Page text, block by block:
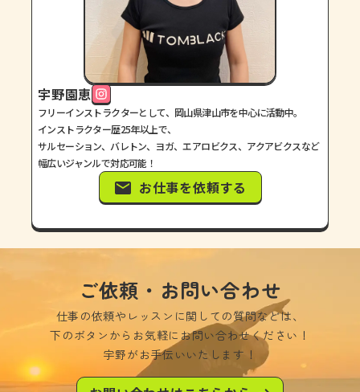
宇野園恵
フリーインストラクターとして、岡山県津山市を中心に活動中。
インストラクター歴25年以上で、
サルセーション、バレトン、ヨガ、エアロビクス、アクアビクスなど
幅広いジャンルで対応可能！
お仕事を依頼する
ご依頼・お問い合わせ
仕事の依頼やレッスンに関しての質問などは、
下のボタンからお気軽にお問い合わせください！
宇野がお手伝いいたします！